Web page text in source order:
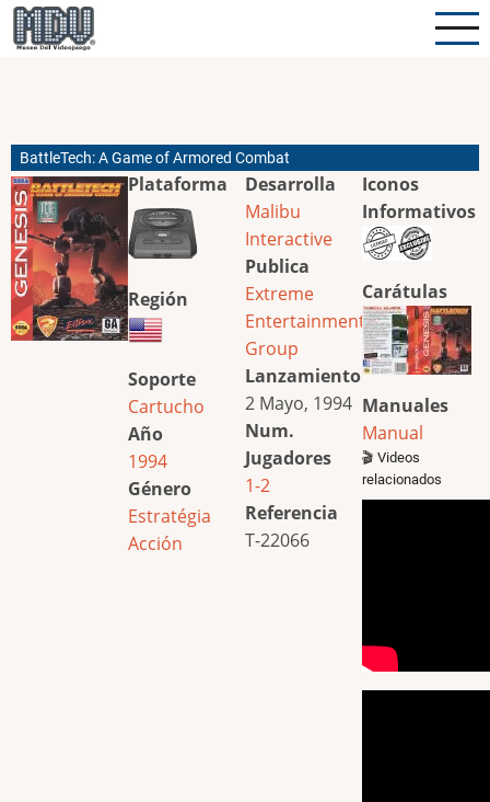
Pasar
al
BattleTech: A Game of Armored Combat
Plataforma
Región
Soporte
Cartucho
Año
1994
Género
Estratégia
Acción
Desarrolla
Malibu
Interactive
Publica
Extreme
Entertainment
Group
Lanzamiento
2 Mayo, 1994
Num.
Jugadores
1-2
Referencia
T-22066
Iconos
Informativos
Carátulas
Manuales
Manual
🎬 Videos
relacionados